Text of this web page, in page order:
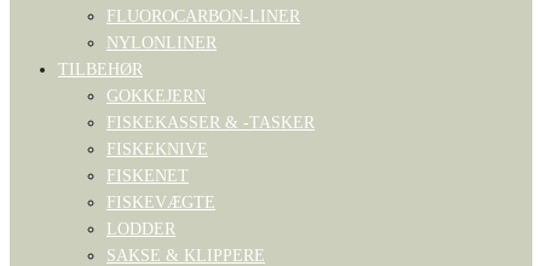
FLUOROCARBON-LINER
NYLONLINER
TILBEHØR
GOKKEJERN
FISKEKASSER & -TASKER
FISKEKNIVE
FISKENET
FISKEVÆGTE
LODDER
SAKSE & KLIPPERE